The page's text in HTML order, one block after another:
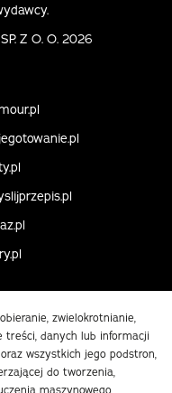
Z O. O. 2026
zwielokrotnianie,
treści, danych lub informacji
wszystkich jego podstron,
do tworzenia,
maszynowego,